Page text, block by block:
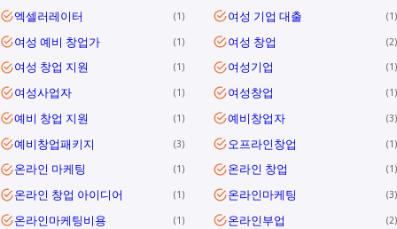
엑셀러레이터 1 여성 기업 대출 1
여성 예비 창업가 1 여성 창업 2
여성 창업 지원 1 여성기업 1
여성사업자 1 여성창업 1
예비 창업 지원 1 예비창업자 3
예비창업패키지 3 오프라인창업 1
온라인 마케팅 1 온라인 창업 1
온라인 창업 아이디어 1 온라인마케팅 3
온라인마케팅비용 1 온라인부업 2